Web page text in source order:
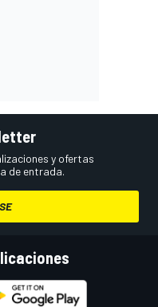
y ofertas
de entrada.